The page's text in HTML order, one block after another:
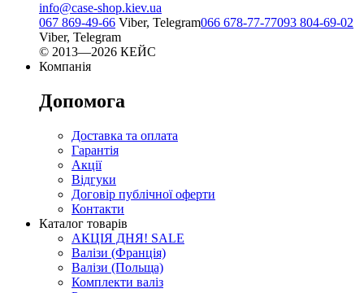
info@case-shop.kiev.ua
067 869-49-66 Viber, Telegram066 678-77-77093 804-69-02
Viber, Telegram
© 2013—2026 КЕЙС
Компанія
Допомога
Доставка та оплата
Гарантія
Акції
Відгуки
Договір публічної оферти
Контакти
Каталог товарів
АКЦІЯ ДНЯ! SALE
Валізи (Франція)
Валізи (Польща)
Комплекти валіз